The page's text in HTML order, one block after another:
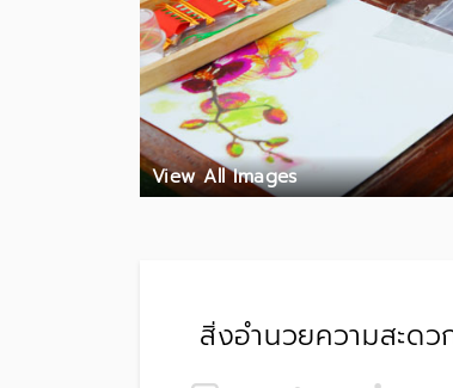
View All Images
สิ่งอำนวยความสะด